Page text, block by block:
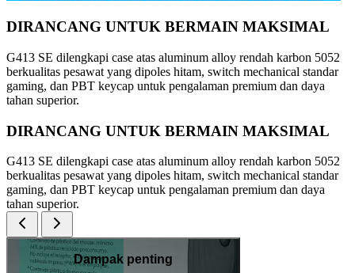
DIRANCANG UNTUK BERMAIN MAKSIMAL
G413 SE dilengkapi case atas aluminum alloy rendah karbon 5052
berkualitas pesawat yang dipoles hitam, switch mechanical standar
gaming, dan PBT keycap untuk pengalaman premium dan daya
tahan superior.
DIRANCANG UNTUK BERMAIN MAKSIMAL
G413 SE dilengkapi case atas aluminum alloy rendah karbon 5052
berkualitas pesawat yang dipoles hitam, switch mechanical standar
gaming, dan PBT keycap untuk pengalaman premium dan daya
tahan superior.
Dampak penting